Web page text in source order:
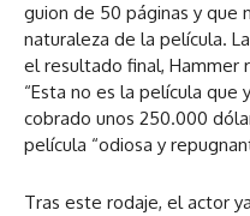
guion de 50 páginas y que
naturaleza de la película.
el resultado final, Hammer
“Esta no es la película que
cobrado unos 250.000
película “odiosa y
Tras este rodaje, el actor